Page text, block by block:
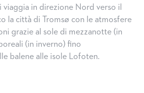
viaggia in direzione Nord verso il
la città di Tromsø con le atmosfere
grazie al sole di mezzanotte (in
(in inverno) fino
balene alle isole Lofoten.